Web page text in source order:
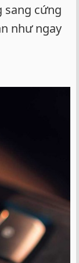
sang cứng
như ngay